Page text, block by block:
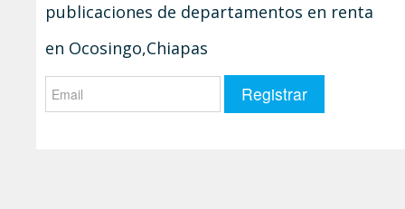
publicaciones de departamentos en renta
en Ocosingo,Chiapas